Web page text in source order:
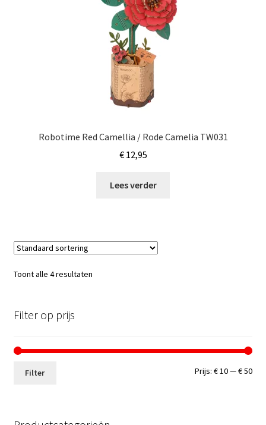
Robotime Red Camellia / Rode Camelia TW031
€12,95
Lees verder
Toont alle 4 resultaten
Filter op prijs
Min.
Filter Prijs:€ 10—€ 50